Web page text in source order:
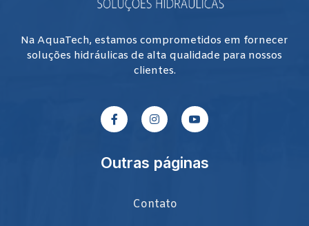
Na AquaTech, estamos comprometidos em fornecer
soluções hidráulicas de alta qualidade para nossos
clientes.
Outras páginas
Contato